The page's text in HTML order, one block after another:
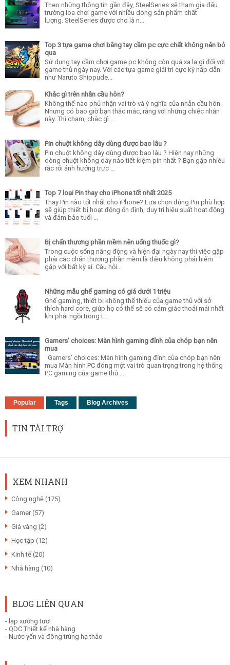
Theo những thông tin gần đây, SteelSeries sẽ tham gia đấu
trường loa chơi game với nhiều dòng sản phẩm chất
lượng. SteelSeries được cho là n...
Top 3 tựa game chơi bằng tay cầm pc cực chất không nên bỏ
qua
Sử dụng tay cầm chơi game pc không còn quá xa lạ gì đối với
game thủ ngày nay. Với các tựa game giải trí cực kỳ hấp dẫn
như Naruto Shippude...
Khắc gì trên nhẫn cầu hôn?
Không thể nào phủ nhận vai trò và ý nghĩa của nhẫn cầu hôn.
Nhưng có bao giờ bạn thắc mắc, rằng với những chiếc nhẫn
này. Thì chạm, chắc gì ...
Pin chuột không dây dùng được bao lâu ?
Pin chuột không dây dùng được bao lâu ? Hiện nay những
dòng chuột không dây nào tiết kiệm pin nhất ? Bạn gặp nhiều
rắc rối ảnh hưởng trực ...
Top 7 loại Pin thay cho iPhone tốt nhất 2025
Thay Pin nào tốt nhất cho iPhone? Lựa chọn đúng Pin phù hợp
sẽ giúp thiết bị hoạt động ổn định, duy trì hiệu suất hoạt động
và đảm bảo tuổi ...
Bị chấn thương phần mềm nên uống thuốc gì?
Trong cuộc sống năng động và hiện đại ngày nay thì việc gặp
phải các chấn thương phần mềm là điều không phải hiếm
gặp với bất kỳ ai. Câu hỏi...
Những mẫu ghế gaming có giá dưới 1 triệu
Ghế gaming, thiết bị không thể thiếu của game thủ với sở
thích hard core, giúp họ có thể sẽ có cảm giác thoải mái nhất
khi phải ngồi trong t...
Gamers’ choices: Màn hình gaming đỉnh của chóp bạn nên
mua
Gamers’ choices: Màn hình gaming đỉnh của chóp bạn nên
mua Màn hình PC đóng một vai trò quan trọng trong hệ thống
PC gaming của game thủ....
Popular Tags Blog Archives
TIN TÀI TRỢ
XEM NHANH
Công nghệ (175)
Gamer (57)
Giá vàng (2)
Học tập (12)
Kinh tế (20)
Nhà hàng (10)
BLOG LIÊN QUAN
- lạp xưởng tươi
- QDC Thiết kế nhà hàng
- Nước yến và đông trùng hạ thảo